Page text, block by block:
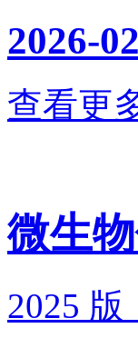
2026-
查看更
微生
2025